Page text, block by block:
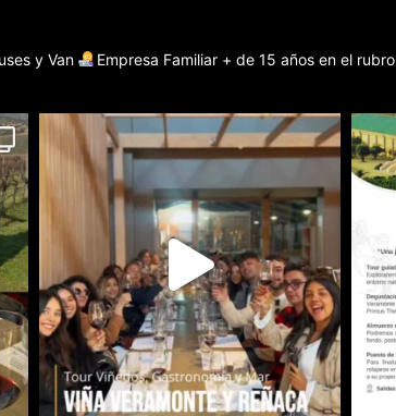
y Van Empresa Familiar + de 15 años en el rubro